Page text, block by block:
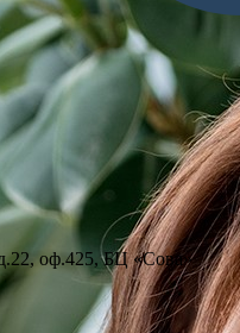
оф.425, БЦ «Сова»